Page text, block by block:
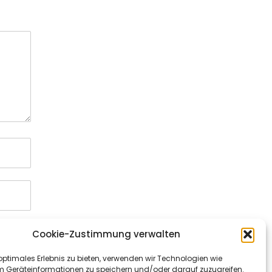
Cookie-Zustimmung verwalten
Erlebnis zu bieten, verwenden wir Technologien wie
Geräteinformationen zu speichern und/oder darauf zuzugreifen.